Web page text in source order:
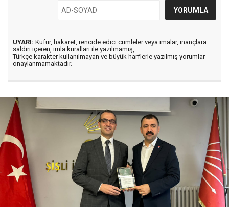
UYARI: Küfür, hakaret, rencide edici cümleler veya imalar, inançlara
saldırı içeren, imla kuralları ile yazılmamış,
Türkçe karakter kullanılmayan ve büyük harflerle yazılmış yorumlar
onaylanmamaktadır.